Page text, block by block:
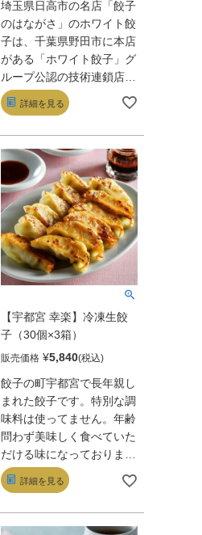
埼玉県日高市の名店「餃子
のはながさ」のホワイト餃
子は、千葉県野田市に本店
がある「ホワイト餃子」グ
ループ公認の技術連鎖店の
ひとつ。食べ応え抜群のそ
のボリュームは、一般的な
丸みのある独特のフォルム
が特徴です。30種類以上
の食材を使用し、サイボク
ハムのブランド豚「ゴール
デンポーク」をはじめ、厳
選した野菜を使用。良質な
小麦粉で作る三層構造の自
家製皮は、焼けば外はサク
ッと中はモッチリ。中の餡
感が相まって、ひと口でや
みつきになる美味しさで
す。冷凍のまま調理でき、
焼き餃子・茹で餃子・蒸し
餃子・餃子鍋と、様々な調
理方法で楽しめます。毎日
の食卓からパーティーま
で、世代を問わず楽しめる
逸品。
詳細を見る
【宇都宮 幸楽】冷凍生餃
子（30個×3箱）
販売価格 ¥5,840
餃子の町宇都宮で長年親し
まれた餃子です。特別な調
味料は使ってません。年齢
問わず美味しく食べていた
だける味になっておりま
す。
詳細を見る